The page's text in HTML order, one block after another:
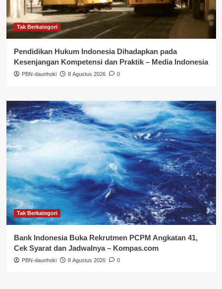
Tak Berkategori
Pendidikan Hukum Indonesia Dihadapkan pada
Kesenjangan Kompetensi dan Praktik – Media Indonesia
PBN-daunhoki 8 Agustus 2026 0
Tak Berkategori
Bank Indonesia Buka Rekrutmen PCPM Angkatan 41,
Cek Syarat dan Jadwalnya – Kompas.com
PBN-daunhoki 8 Agustus 2026 0